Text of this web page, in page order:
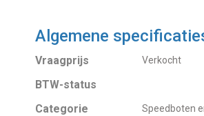
Algemene
Vraagprijs Verkocht
BTW-status
Categorie
Speedboten